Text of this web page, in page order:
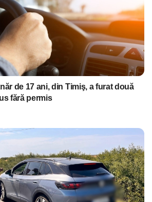
de 17 ani, din Timiş, a furat două
fără permis